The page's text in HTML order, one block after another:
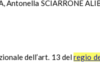
Antonella SCIARRONE
dell’art. 13 delregio